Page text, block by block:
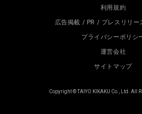
利用規約
広告掲載 / PR / プレスリリー
プライバシーポリシ
運営会社
サイトマップ
Copyright © TAIYO KIKAKU Co., Ltd. All